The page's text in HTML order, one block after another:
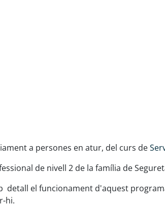
a persones en atur, del curs de
de nivell 2 de la família de
detall el funcionament d'aquest
hi.